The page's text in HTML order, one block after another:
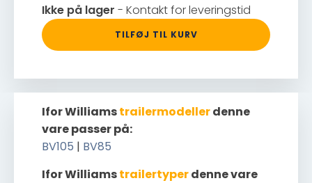
Ikke på lager - Kontakt for leveringstid
TILFØJ TIL KURV
Ifor Williamstrailertyperdenne vare
Ifor Williamstrailermodellerdenne
vare passer på:
BV105 | BV85